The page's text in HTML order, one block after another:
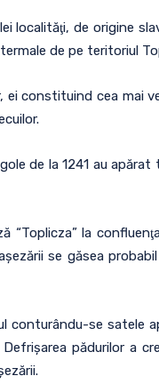
localităţi, de origine
de pe teritoriul
constituind cea mai
de la 1241 au
“Toplicza” la
se găsea
conturându-se satele
pădurilor a